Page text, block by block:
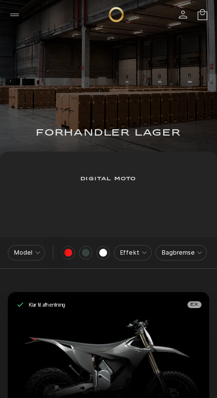
FORHANDLER LAGER
DIGITAL MOTO
Model Effekt Bagbremse
Klar til afhentning EX